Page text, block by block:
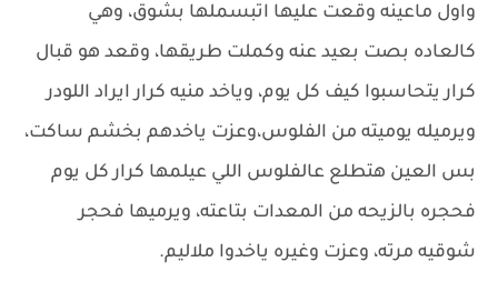
واول ماعينه وقعت عليها اتبسملها بشوق، وهي
كالعاده بصت بعيد عنه وكملت طريقها، وقعد هو قبال
كرار يتحاسبوا كيف كل يوم، وياخد منيه كرار ايراد اللودر
ويرميله يوميته من الفلوس،وعزت ياخدهم بخشم ساكت،
بس العين هتطلع عالفلوس اللي عيلمها كرار كل يوم
فحجره بالزيحه من المعدات بتاعته، ويرميها فحجر
شوقيه مرته، وعزت وغيره ياخدوا ملاليم.